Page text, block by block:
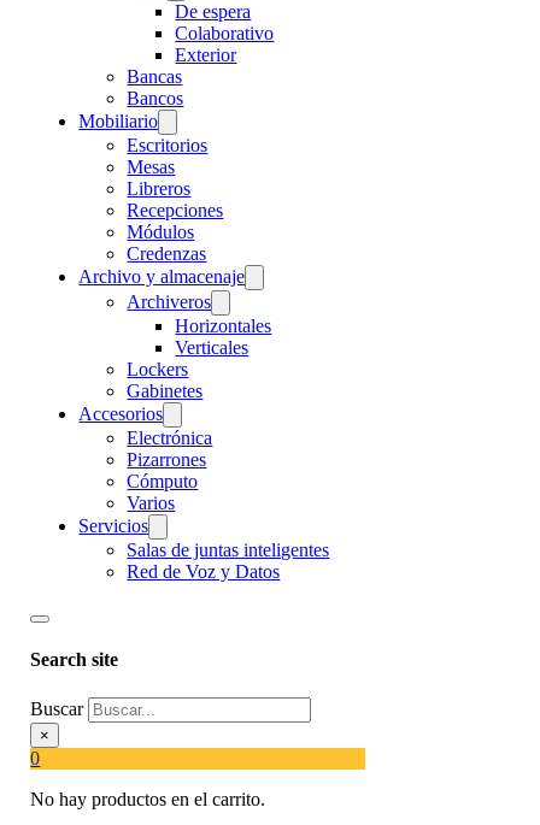
De espera
Colaborativo
Exterior
Bancas
Bancos
Mobiliario
Escritorios
Mesas
Libreros
Recepciones
Módulos
Credenzas
Archivo y almacenaje
Archiveros
Horizontales
Verticales
Lockers
Gabinetes
Accesorios
Electrónica
Pizarrones
Cómputo
Varios
Servicios
Salas de juntas inteligentes
Red de Voz y Datos
Search site
Buscar
×
0
No hay productos en el carrito.